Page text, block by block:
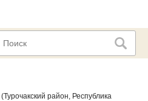
(Турочакский район, Республика